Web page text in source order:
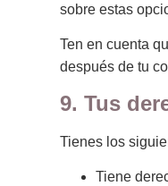
sobre estas
Ten en cuenta
después de tu
9. Tus
Tienes los
Tiene